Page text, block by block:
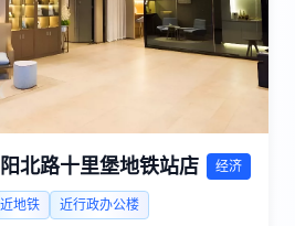
北路十里堡地铁站店 经济
近地铁
近行政办公楼